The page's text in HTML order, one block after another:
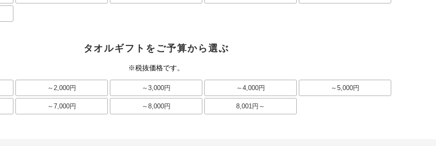
タオルギフトをご予算から選ぶ
※税抜価格です。
～2,000円 ～3,000円 ～4,000円 ～5,000円
～7,000円 ～8,000円 8,001円～